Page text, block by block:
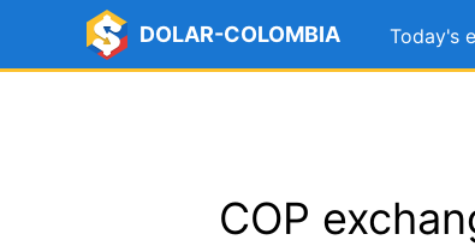
DOLAR-COLOMBIA Today's
COP